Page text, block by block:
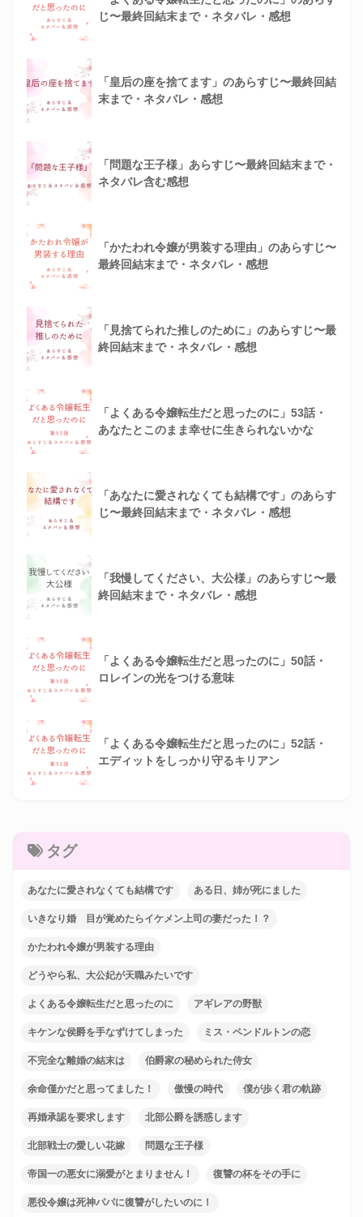
じ〜最終回結末まで・ネタバレ・感想
「皇后の座を捨てます」のあらすじ〜最終回結
末まで・ネタバレ・感想
「問題な王子様」あらすじ〜最終回結末まで・
ネタバレ含む感想
「かたわれ令嬢が男装する理由」のあらすじ〜
最終回結末まで・ネタバレ・感想
「見捨てられた推しのために」のあらすじ〜最
終回結末まで・ネタバレ・感想
「よくある令嬢転生だと思ったのに」53話・
あなたとこのまま幸せに生きられないかな
「あなたに愛されなくても結構です」のあらす
じ〜最終回結末まで・ネタバレ・感想
「我慢してください、大公様」のあらすじ〜最
終回結末まで・ネタバレ・感想
「よくある令嬢転生だと思ったのに」50話・
ロレインの光をつける意味
「よくある令嬢転生だと思ったのに」52話・
エディットをしっかり守るキリアン
タグ
あなたに愛されなくても結構です ある日、姉が死にました
いきなり婚 目が覚めたらイケメン上司の妻だった！？
かたわれ令嬢が男装する理由
どうやら私、大公妃が天職みたいです
よくある令嬢転生だと思ったのに アギレアの野獣
キケンな侯爵を手なずけてしまった ミス・ペンドルトンの恋
不完全な離婚の結末は 伯爵家の秘められた侍女
余命僅かだと思ってました！ 傲慢の時代 僕が歩く君の軌跡
再婚承認を要求します 北部公爵を誘惑します
北部戦士の愛しい花嫁 問題な王子様
帝国一の悪女に溺愛がとまりません！ 復讐の杯をその手に
悪役令嬢は死神パパに復讐がしたいのに！